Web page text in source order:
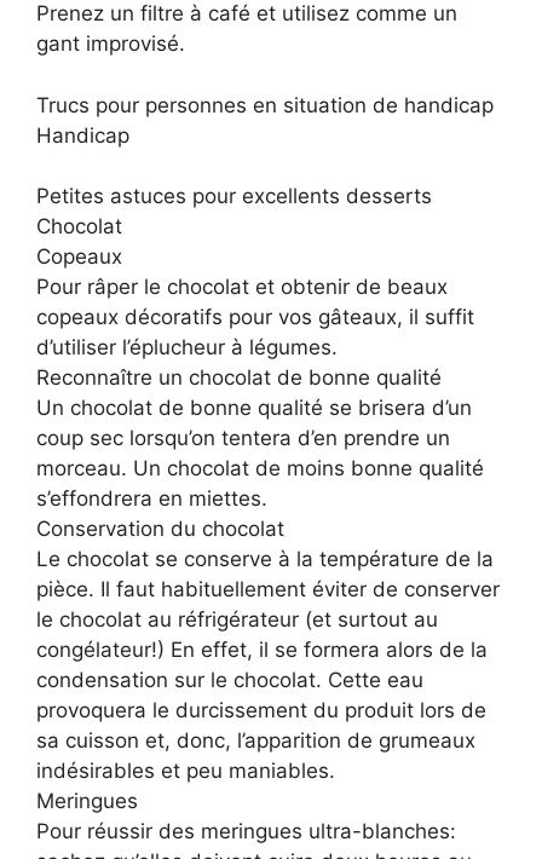
Prenez un filtre à café et utilisez comme un
gant improvisé.
Trucs pour personnes en situation de handicap
Handicap
Petites astuces pour excellents desserts
Chocolat
Copeaux
Pour râper le chocolat et obtenir de beaux
copeaux décoratifs pour vos gâteaux, il suffit
d’utiliser l’éplucheur à légumes.
Reconnaître un chocolat de bonne qualité
Un chocolat de bonne qualité se brisera d’un
coup sec lorsqu’on tentera d’en prendre un
morceau. Un chocolat de moins bonne qualité
s’effondrera en miettes.
Conservation du chocolat
Le chocolat se conserve à la température de la
pièce. Il faut habituellement éviter de conserver
le chocolat au réfrigérateur (et surtout au
congélateur!) En effet, il se formera alors de la
condensation sur le chocolat. Cette eau
provoquera le durcissement du produit lors de
sa cuisson et, donc, l’apparition de grumeaux
indésirables et peu maniables.
Meringues
Pour réussir des meringues ultra-blanches: